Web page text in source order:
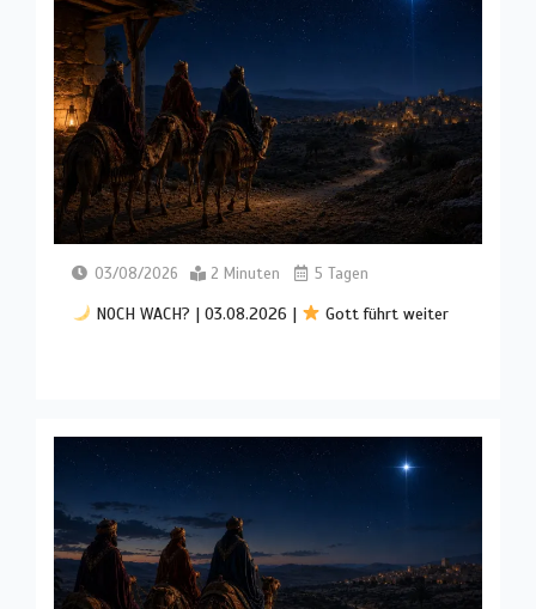
03/08/2026 2 Minuten 5 Tagen
NOCH WACH? | 03.08.2026 | Gott führt weiter